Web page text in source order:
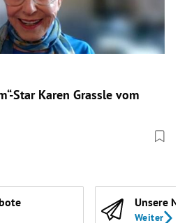
Star Karen Grassle vom
Unsere
Weiter